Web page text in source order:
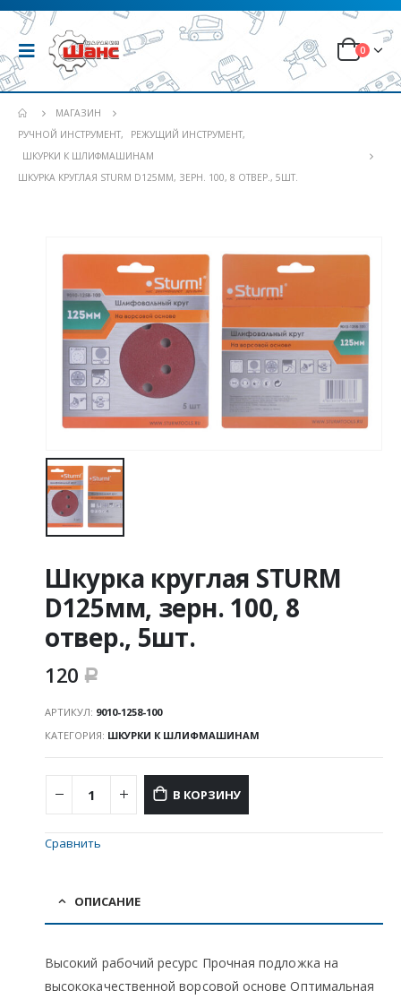
0
МАГАЗИН
РУЧНОЙ ИНСТРУМЕНТ, РЕЖУЩИЙ ИНСТРУМЕНТ,
ШКУРКИ К ШЛИФМАШИНАМ
ШКУРКА КРУГЛАЯ STURM D125ММ, ЗЕРН. 100, 8 ОТВЕР., 5ШТ.
Шкурка круглая STURM
D125мм, зерн. 100, 8
отвер., 5шт.
120 Р
АРТИКУЛ: 9010-1258-100
КАТЕГОРИЯ: ШКУРКИ К ШЛИФМАШИНАМ
В КОРЗИНУ
Сравнить
ОПИСАНИЕ
Высокий рабочий ресурс Прочная подложка на
высококачественной ворсовой основе Оптимальная